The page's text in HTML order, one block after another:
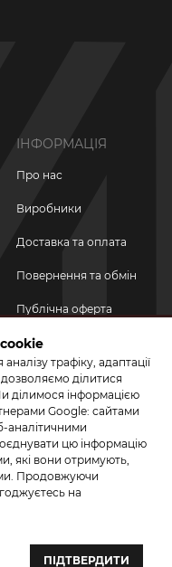
ІНФОРМАЦІЯ
Про нас
Виробники
Доставка та оплата
Повернення та обмін
Публічна оферта
Політика
конфіденційності
СОЦМЕРЕЖАХ
трафіку, адаптації
ділитися
ділимося інформацією
Google: сайтами
аналітичними
цю інформацію
які вони отримують,
Продовжуючи
на
ПІДТВЕРДИТИ